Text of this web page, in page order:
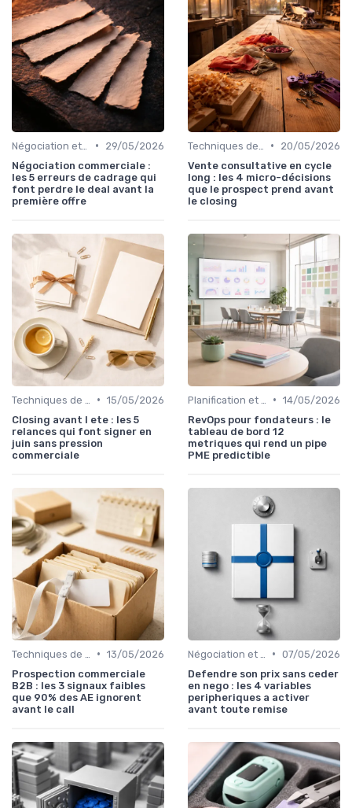
•
29/05/2026
Négociation commerciale :
les 5 erreurs de cadrage qui
font perdre le deal avant la
première offre
•
20/05/2026
Vente consultative en cycle
long : les 4 micro-décisions
que le prospect prend avant
le closing
• 15/05/2026
Closing avant l ete : les 5
relances qui font signer en
juin sans pression
commerciale
• 14/05/2026
RevOps pour fondateurs : le
tableau de bord 12
metriques qui rend un pipe
PME predictible
• 13/05/2026
Prospection commerciale
B2B : les 3 signaux faibles
que 90% des AE ignorent
avant le call
• 07/05/2026
Defendre son prix sans ceder
en nego : les 4 variables
peripheriques a activer
avant toute remise